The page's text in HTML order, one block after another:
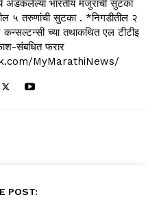
भारतीय मजुरांची सुटका
५ तरुणांची सुटका . *निगडीतील २
कन्सल्टन्सी च्या तथाकथित एल टीटीइ
संबधित फरार
MyMarathiNews/
POST: